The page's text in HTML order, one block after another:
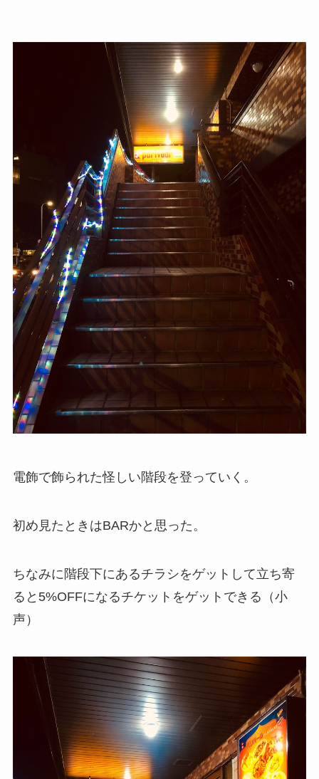
電飾で飾られた怪しい階段を登っていく。
初め見たときはBARかと思った。
ちなみに階段下にあるチラシをゲットして立ち寄
ると5%OFFになるチケットをゲットできる（小
声）